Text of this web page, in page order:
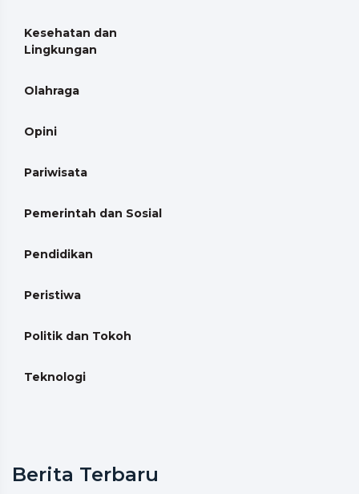
Kesehatan dan
Lingkungan
Olahraga
Opini
Pariwisata
Pemerintah dan Sosial
Pendidikan
Peristiwa
Politik dan Tokoh
Teknologi
Berita Terbaru